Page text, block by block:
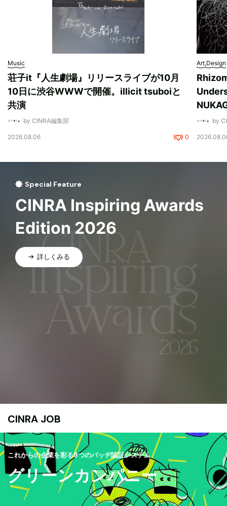
Music
荘子it『人生劇場』リリースライブが10月
10日に渋谷WWWで開催。illicit tsuboiと
共演
by CINRA編集部
2026.08.06 0
Art,Design
by
Special Feature
CINRA Inspiring Awards
Edition 2026
詳しくみる
CINRA JOB
これからの企業を彩る9つのバッヂ認証システム
グリーンカンパニー